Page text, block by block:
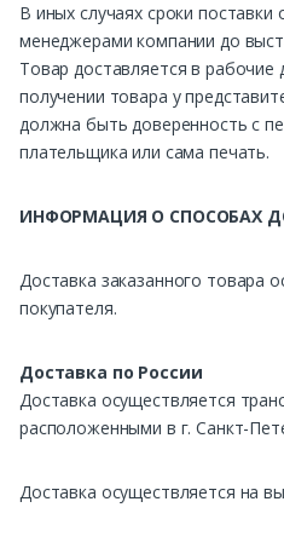
В иных случаях сроки поставки
менеджерами компании до
Товар доставляется в рабочие
получении товара у
должна быть доверенность с
плательщика или сама печать.
ИНФОРМАЦИЯ О СПОСОБАХ
Доставка заказанного товара
покупателя.
Доставка по России
Доставка осуществляется
расположенными в г. Санкт-
Доставка осуществляется на